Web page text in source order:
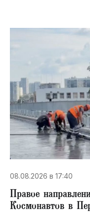
08.08.2026 в 17:40
Правое
Космонавтов в